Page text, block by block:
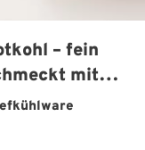
– fein
mit
Balsamico